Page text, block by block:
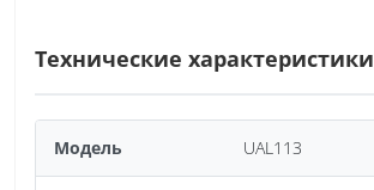
Технические характеристики
Модель UAL113